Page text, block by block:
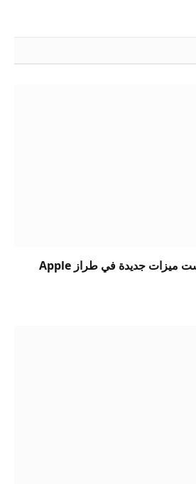
iPhone Ultra قادم: ست ميزات جديدة في طراز Apple